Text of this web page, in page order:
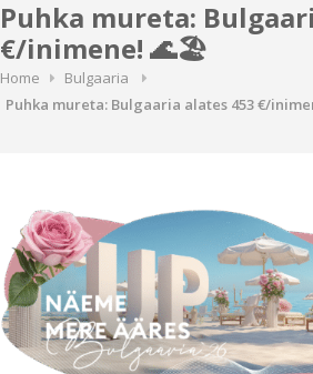
Puhka mureta:
€/inimene! 🌊🏖️
Home
Bulgaaria
Puhka mureta: Bulgaaria alates 453 €/